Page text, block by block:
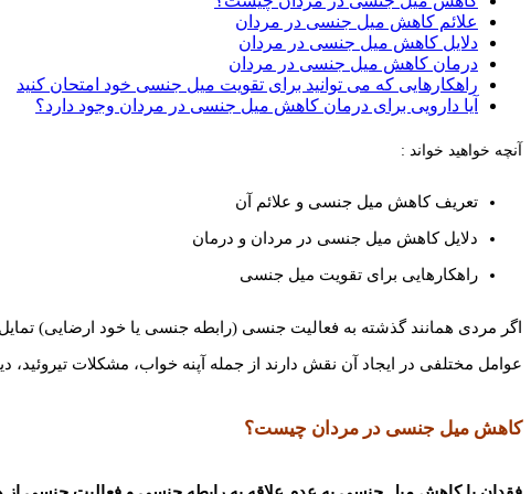
علائم کاهش میل جنسی در مردان
دلایل کاهش میل جنسی در مردان
درمان کاهش میل جنسی در مردان
راهکارهایی که می توانید برای تقویت میل جنسی خود امتحان کنید
آیا دارویی برای درمان کاهش میل جنسی در مردان وجود دارد؟
آنچه خواهید خواند :
تعریف کاهش میل جنسی و علائم آن
دلایل کاهش میل جنسی در مردان و درمان
راهکارهایی برای تقویت میل جنسی
اگر مردی همانند گذشته به فعالیت جنسی (رابطه جنسی یا خود ارضایی)
عوامل مختلفی در ایجاد آن نقش دارند از جمله آپنه خواب، مشکلات
کاهش میل جنسی در مردان چیست؟